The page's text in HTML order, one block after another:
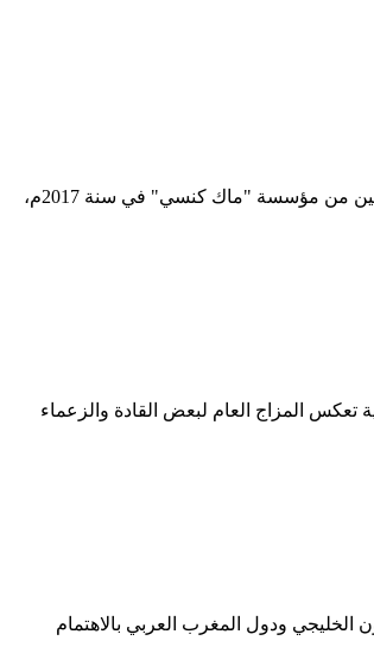
د. مصطفى صايج أستاذ العلوم السياسية والعلاقات الدولية ـ مدير المدرسة الوطنية العليا للعلوم السياسية –الجزائر وضع مجموعة من الاقتصاديين الأمريكيين من مؤسسة "ماك كنسي" في سنة 2017م،
تعكس المزاج العام لبعض القادة والزعماء
الخليجي ودول المغرب العربي بالاهتمام